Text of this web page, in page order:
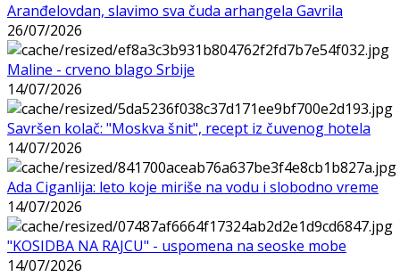
Aranđelovdan, slavimo sva čuda arhangela Gavrila
26/07/2026
Maline - crveno blago Srbije
14/07/2026
Savršen kolač: "Moskva šnit", recept iz čuvenog hotela
14/07/2026
Ada Ciganlija: leto koje miriše na vodu i slobodno vreme
14/07/2026
"KOSIDBA NA RAJCU" - uspomena na seoske mobe
14/07/2026